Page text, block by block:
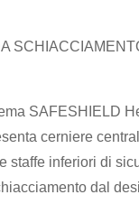
SAFESHIELD
cerniere
staffe inferiori di
dal